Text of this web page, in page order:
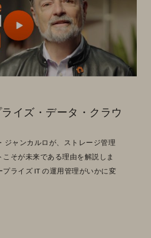
イズ・データ・クラウ
ジャンカルロが、ストレージ管理
そが未来である理由を解説しま
ライズ IT の運用管理がいかに変